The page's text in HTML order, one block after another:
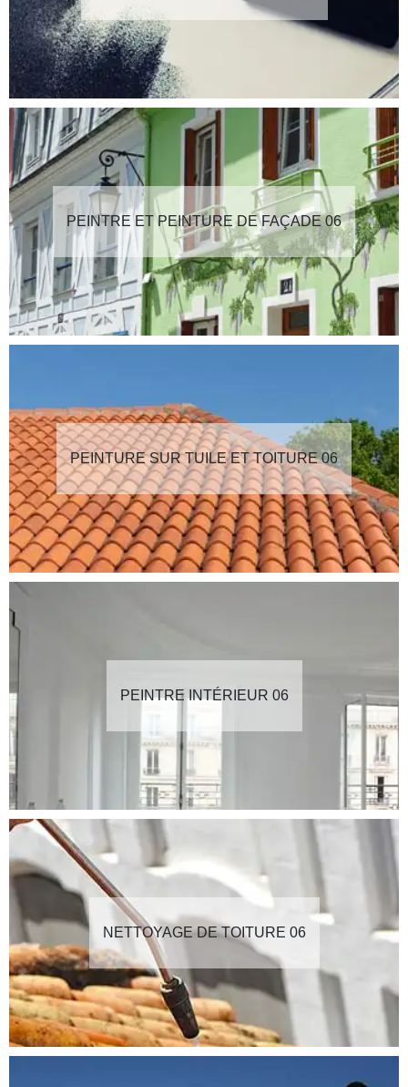
PEINTRE ET PEINTURE DE FAÇADE 06
PEINTURE SUR TUILE ET TOITURE 06
PEINTRE INTÉRIEUR 06
NETTOYAGE DE TOITURE 06